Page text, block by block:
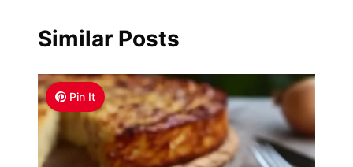
Similar Posts
Pin It